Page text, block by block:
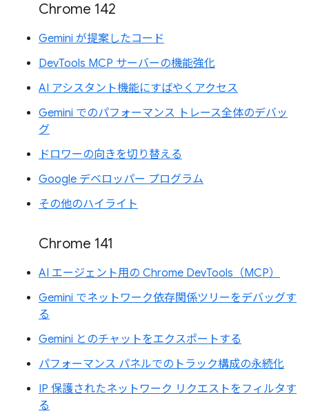
Chrome 142
Gemini が提案したコード
DevTools MCP サーバーの機能強化
AI アシスタント機能にすばやくアクセス
Gemini でのパフォーマンス トレース全体のデバッ
グ
ドロワーの向きを切り替える
Google デベロッパー プログラム
その他のハイライト
Chrome 141
AI エージェント用の Chrome DevTools（MCP）
Gemini でネットワーク依存関係ツリーをデバッグす
る
Gemini とのチャットをエクスポートする
パフォーマンス パネルでのトラック構成の永続化
IP 保護されたネットワーク リクエストをフィルタす
る